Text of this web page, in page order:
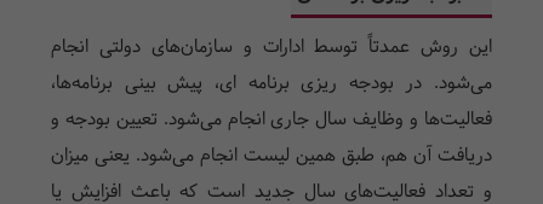
این روش عمدتاً توسط ادارات و سازمان‌های دولتی انجام
می‌شود. در بودجه ریزی برنامه ای، پیش بینی برنامه‌ها،
فعالیت‌ها و وظایف سال جاری انجام می‌شود. تعیین بودجه و
دریافت آن هم، طبق همین لیست انجام می‌شود. یعنی میزان
و تعداد فعالیت‌های سال جدید است که باعث افزایش یا